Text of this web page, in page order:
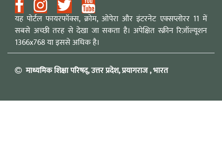
यह पोर्टल फायरफॉक्स, क्रोम, ओपेरा और इंटरनेट एक्सप्लोरर 11 में
सबसे अच्छी तरह से देखा जा सकता है। अपेक्षित स्क्रीन रिज़ॉल्यूशन
1366x768 या इससे अधिक है।
माध्यमिक शिक्षा परिषद्, उत्तर प्रदेश, प्रयागराज , भारत